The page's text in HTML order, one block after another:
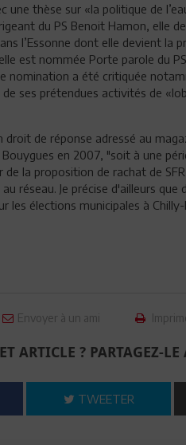
thèse sur «la politique de
du PS Benoit Hamon, elle
l’Essonne dont elle devient la
est nommée Porte parole du
nomination a été critiquée
ses prétendues activités de
de réponse adressé au
en 2007, "soit à une
de la proposition de rachat de
réseau. Je précise d'ailleurs
les élections municipales à
Envoyer à un ami
ARTICLE ? PARTAGEZ-LE
TWEETER